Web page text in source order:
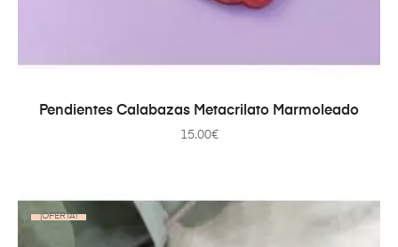
AÑADIR AL CARRITO
Pendientes Calabazas Metacrilato Marmoleado
15.00€
¡OFERTA!